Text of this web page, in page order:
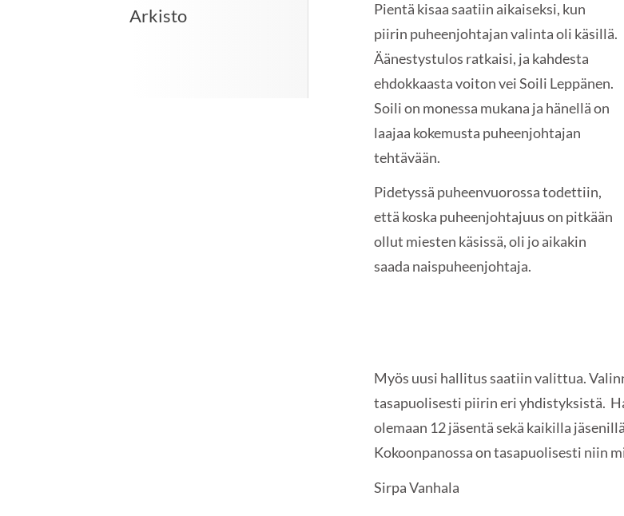
Arkisto
Pientä kisaa saatiin aikaiseksi, kun
piirin puheenjohtajan valinta oli käsillä.
Äänestystulos ratkaisi, ja kahdesta
ehdokkaasta voiton vei Soili Leppänen.
Soili on monessa mukana ja hänellä on
laajaa kokemusta puheenjohtajan
tehtävään.
Pidetyssä puheenvuorossa todettiin,
että koska puheenjohtajuus on pitkään
ollut miesten käsissä, oli jo aikakin
saada naispuheenjohtaja.
Myös uusi hallitus saatiin valittua.
tasapuolisesti piirin eri yhdistyksistä.
olemaan 12 jäsentä sekä kaikilla
Kokoonpanossa on tasapuolisesti niin
Sirpa Vanhala